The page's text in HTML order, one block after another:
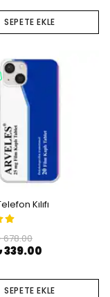
SEPETE EKLE
Kılıfı
339.00
SEPETE EKLE